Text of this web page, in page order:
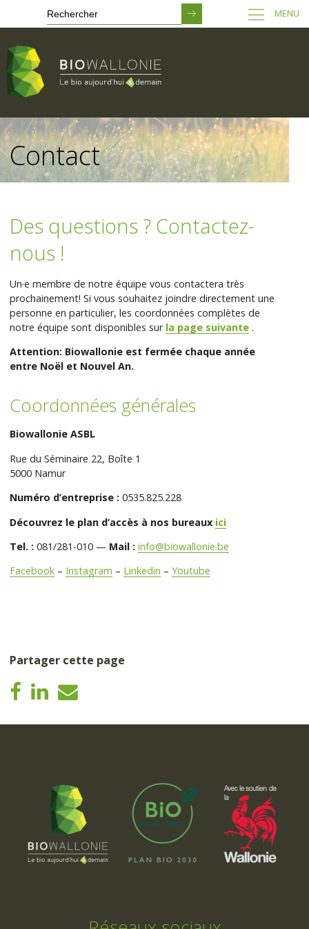
Passer
au
contenu
principal
MENU
Contact
Des questions ? Contactez-
nous !
Un·e membre de notre équipe vous contactera très
prochainement! Si vous souhaitez joindre directement une
personne en particulier, les coordonnées complètes de
notre équipe sont disponibles sur la page suivante .
Attention: Biowallonie est fermée chaque année
entre Noël et Nouvel An.
Coordonnées générales
Biowallonie ASBL
Rue du Séminaire 22, Boîte 1
5000 Namur
Numéro d’entreprise : 0535.825.228
Découvrez le plan d’accès à nos bureaux ici
Tel. : 081/281-010 — Mail : info@biowallonie.be
Facebook – Instagram – Linkedin –Youtube
Partager cette page